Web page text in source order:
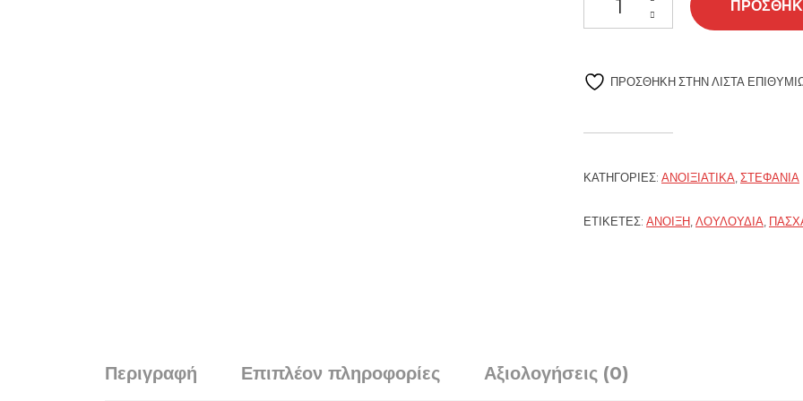
ΠΡΌΣΘΉΚΗ ΣΤΗΝ ΛΊΣΤΑ
ΚΑΤΗΓΟΡΊΕΣ: ΑΝΟΙΞΙΆΤΙΚΑ ΣΤΕΦΆΝΙΑ
ΕΤΙΚΈΤΕΣ: ΆΝΟΙΞΗ ΛΟΥΛΟΎΔΙΑ
Περιγραφή Επιπλέον πληροφορίες Αξιολογήσεις (0)